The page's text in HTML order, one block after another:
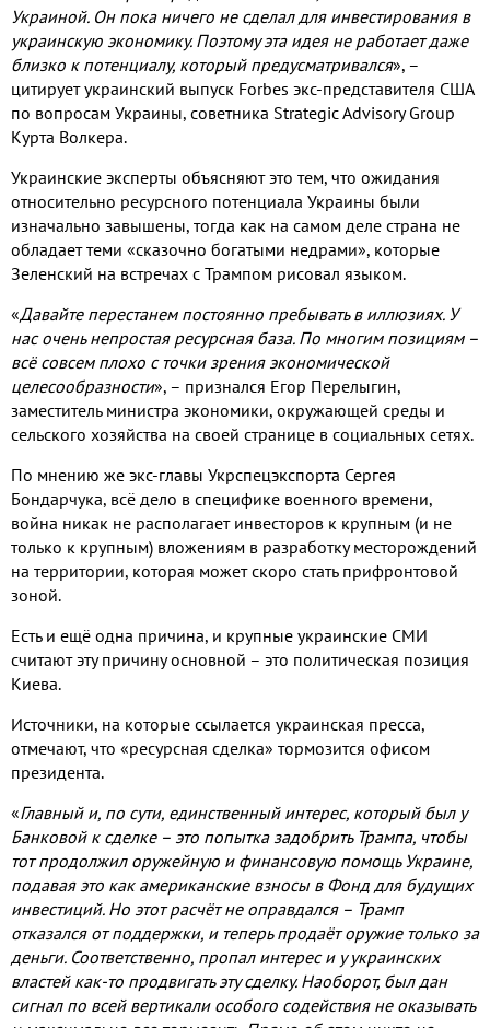
Украиной. Он пока ничего не сделал для инвестирования в
украинскую экономику. Поэтому эта идея не работает даже
близко к потенциалу, который предусматривался», –
цитирует украинский выпуск Forbes экс-представителя США
по вопросам Украины, советника Strategic Advisory Group
Курта Волкера.
Украинские эксперты объясняют это тем, что ожидания
относительно ресурсного потенциала Украины были
изначально завышены, тогда как на самом деле страна не
обладает теми «сказочно богатыми недрами», которые
Зеленский на встречах с Трампом рисовал языком.
«Давайте перестанем постоянно пребывать в иллюзиях. У
нас очень непростая ресурсная база. По многим позициям –
всё совсем плохо с точки зрения экономической
целесообразности», – признался Егор Перелыгин,
заместитель министра экономики, окружающей среды и
сельского хозяйства на своей странице в социальных сетях.
По мнению же экс-главы Укрспецэкспорта Сергея
Бондарчука, всё дело в специфике военного времени,
война никак не располагает инвесторов к крупным (и не
только к крупным) вложениям в разработку месторождений
на территории, которая может скоро стать прифронтовой
зоной.
Есть и ещё одна причина, и крупные украинские СМИ
считают эту причину основной – это политическая позиция
Киева.
Источники, на которые ссылается украинская пресса,
отмечают, что «ресурсная сделка» тормозится офисом
президента.
«Главный и, по сути, единственный интерес, который был у
Банковой к сделке – это попытка задобрить Трампа, чтобы
тот продолжил оружейную и финансовую помощь Украине,
подавая это как американские взносы в Фонд для будущих
инвестиций. Но этот расчёт не оправдался – Трамп
отказался от поддержки, и теперь продаёт оружие только за
деньги. Соответственно, пропал интерес и у украинских
властей как-то продвигать эту сделку. Наоборот, был дан
сигнал по всей вертикали особого содействия не оказывать